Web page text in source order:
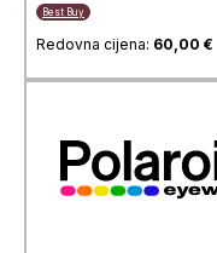
Best Buy
Redovna cijena: 60,00 €